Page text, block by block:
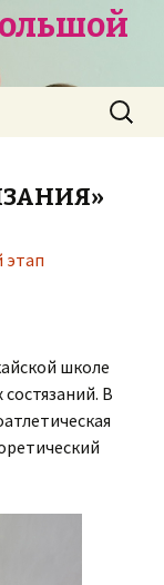
Найти:
этап
школе
В